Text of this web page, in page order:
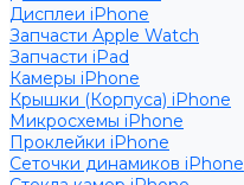
Дисплеи iPhone
Запчасти Apple Watch
Запчасти iPad
Камеры iPhone
Крышки (Корпуса) iPhone
Микросхемы iPhone
Проклейки iPhone
Сеточки динамиков iPhone